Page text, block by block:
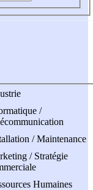
/
/ Maintenance
/ Stratégie
Humaines